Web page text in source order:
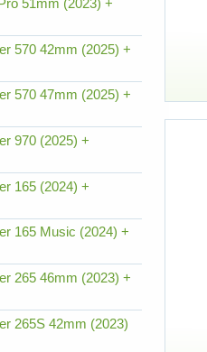
51mm (2023) +
570 42mm (2025) +
570 47mm (2025) +
970 (2025) +
165 (2024) +
165 Music (2024) +
265 46mm (2023) +
265S 42mm (2023)